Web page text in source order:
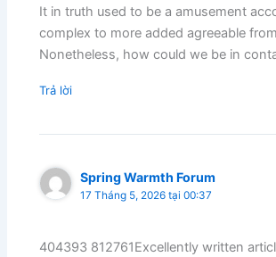
It in truth used to be a amusement
complex to more added agreeable
Nonetheless, how could we be in
Trả lời
Spring Warmth Forum
17 Tháng 5, 2026 tại 00:37
404393 812761Excellently written